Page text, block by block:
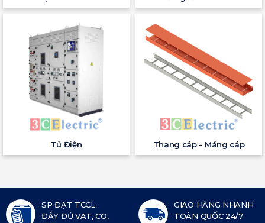
Tủ Điện Thang cáp - Máng cáp
SP ĐẠT TCCL
ĐẦY ĐỦ VAT, CO,
GIAO HÀNG NHANH
TOÀN QUỐC 24/7